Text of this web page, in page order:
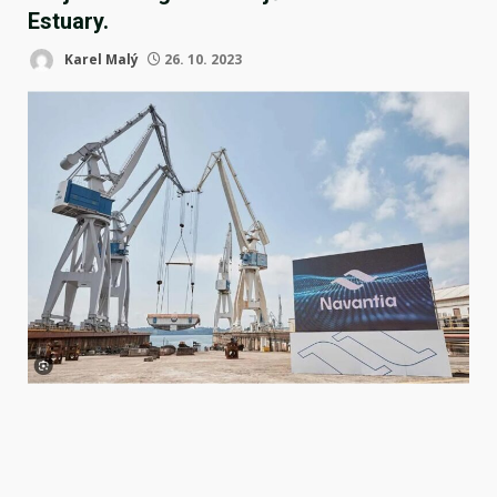
Estuary.
Karel Malý 26. 10. 2023